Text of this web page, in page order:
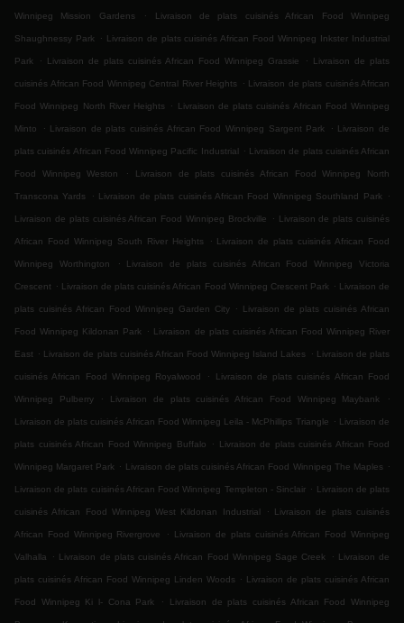
Winnipeg Mission Gardens . Livraison de plats cuisinés African Food Winnipeg
Shaughnessy Park . Livraison de plats cuisinés African Food Winnipeg Inkster Industrial
Park . Livraison de plats cuisinés African Food Winnipeg Grassie . Livraison de plats
cuisinés African Food Winnipeg Central River Heights . Livraison de plats cuisinés African
Food Winnipeg North River Heights . Livraison de plats cuisinés African Food Winnipeg
Minto . Livraison de plats cuisinés African Food Winnipeg Sargent Park . Livraison de
plats cuisinés African Food Winnipeg Pacific Industrial . Livraison de plats cuisinés African
Food Winnipeg Weston . Livraison de plats cuisinés African Food Winnipeg North
Transcona Yards . Livraison de plats cuisinés African Food Winnipeg Southland Park .
Livraison de plats cuisinés African Food Winnipeg Brockville . Livraison de plats cuisinés
African Food Winnipeg South River Heights . Livraison de plats cuisinés African Food
Winnipeg Worthington . Livraison de plats cuisinés African Food Winnipeg Victoria
Crescent . Livraison de plats cuisinés African Food Winnipeg Crescent Park . Livraison de
plats cuisinés African Food Winnipeg Garden City . Livraison de plats cuisinés African
Food Winnipeg Kildonan Park . Livraison de plats cuisinés African Food Winnipeg River
East . Livraison de plats cuisinés African Food Winnipeg Island Lakes . Livraison de plats
cuisinés African Food Winnipeg Royalwood . Livraison de plats cuisinés African Food
Winnipeg Pulberry . Livraison de plats cuisinés African Food Winnipeg Maybank .
Livraison de plats cuisinés African Food Winnipeg Leila - McPhillips Triangle . Livraison de
plats cuisinés African Food Winnipeg Buffalo . Livraison de plats cuisinés African Food
Winnipeg Margaret Park . Livraison de plats cuisinés African Food Winnipeg The Maples .
Livraison de plats cuisinés African Food Winnipeg Templeton - Sinclair . Livraison de plats
cuisinés African Food Winnipeg West Kildonan Industrial . Livraison de plats cuisinés
African Food Winnipeg Rivergrove . Livraison de plats cuisinés African Food Winnipeg
Valhalla . Livraison de plats cuisinés African Food Winnipeg Sage Creek . Livraison de
plats cuisinés African Food Winnipeg Linden Woods . Livraison de plats cuisinés African
Food Winnipeg Ki l- Cona Park . Livraison de plats cuisinés African Food Winnipeg